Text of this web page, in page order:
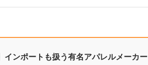
インポートも扱う有名アパレルメーカー